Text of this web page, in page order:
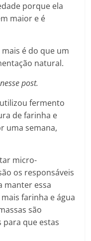
porque ela
maior e é
é do que um
natural.
post.
fermento
de farinha e
uma semana,
micro-
os responsáveis
manter essa
farinha e água
são
para que estas